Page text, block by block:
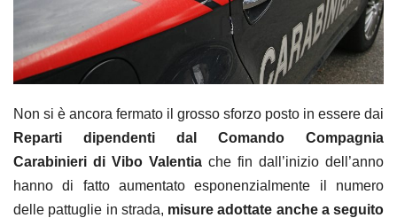
Non si è ancora fermato il grosso sforzo posto in essere dai
Reparti dipendenti dal Comando Compagnia
Carabinieri di Vibo Valentia che fin dall’inizio dell’anno
hanno di fatto aumentato esponenzialmente il numero
delle pattuglie in strada, misure adottate anche a seguito